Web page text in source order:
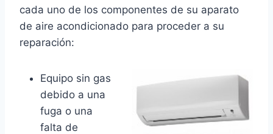
cada uno de los componentes de su aparato
de aire acondicionado para proceder a su
reparación:
Equipo sin gas
debido a una
fuga o una
falta de